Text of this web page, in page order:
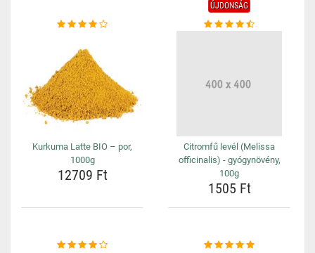
Kurkuma Latte BIO – por,
1000g
12709 Ft
ÚJDONSÁG
Citromfű levél (Melissa
officinalis) - gyógynövény,
100g
1505 Ft